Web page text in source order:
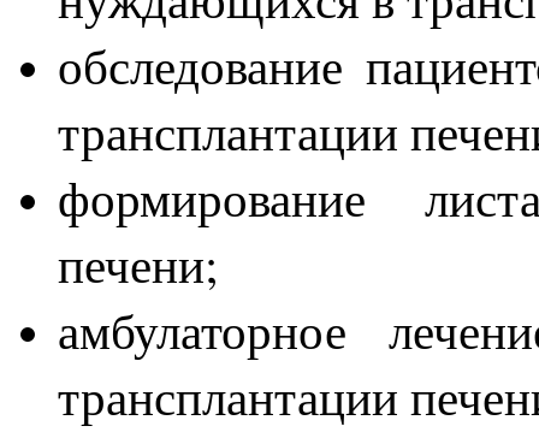
обследование
трансплантации
формирование
печени;
амбулаторное
трансплантации